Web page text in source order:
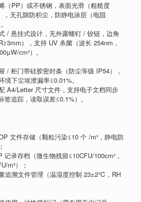
（PP）或不锈钢，表面光滑（粗糙度
，无孔隙防积尘，防静电涂层（电阻
/ 悬挂式设计，无外露螺钉 / 铰链，边角
），支持 UV 杀菌（波长 254nm，
cm²）。
/ 柜门带硅胶密封条（防尘等级 IP54），
境下尘埃泄漏率≤0.01%。
A4/Letter 尺寸文件，支持电子文档同步
签追踪，读取误差≤0.1%）。
文件存储（颗粒污染≤10 个 /m³，静电防
记录存档（微生物残留≤10CFU/100cm²，
m³）；
追溯文件管理（温湿度控制 23±2℃，RH